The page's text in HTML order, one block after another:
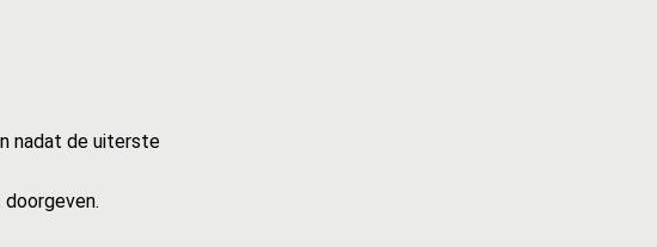
nadat de uiterste